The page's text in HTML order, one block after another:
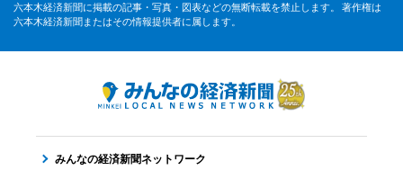
六本木経済新聞に掲載の記事・写真・図表などの無断転載を禁止します。 著作権は
六本木経済新聞またはその情報提供者に属します。
みんなの経済新聞ネットワーク